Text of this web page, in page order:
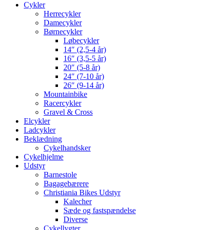
Cykler
Herrecykler
Damecykler
Børnecykler
Løbecykler
14″ (2,5-4 år)
16″ (3,5-5 år)
20″ (5-8 år)
24″ (7-10 år)
26″ (9-14 år)
Mountainbike
Racercykler
Gravel & Cross
Elcykler
Ladcykler
Beklædning
Cykelhandsker
Cykelhjelme
Udstyr
Barnestole
Bagagebærere
Christiania Bikes Udstyr
Kalecher
Sæde og fastspændelse
Diverse